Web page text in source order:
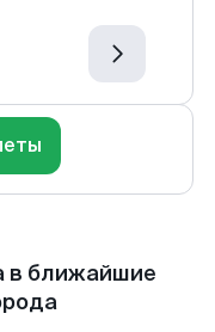
в ближайшие